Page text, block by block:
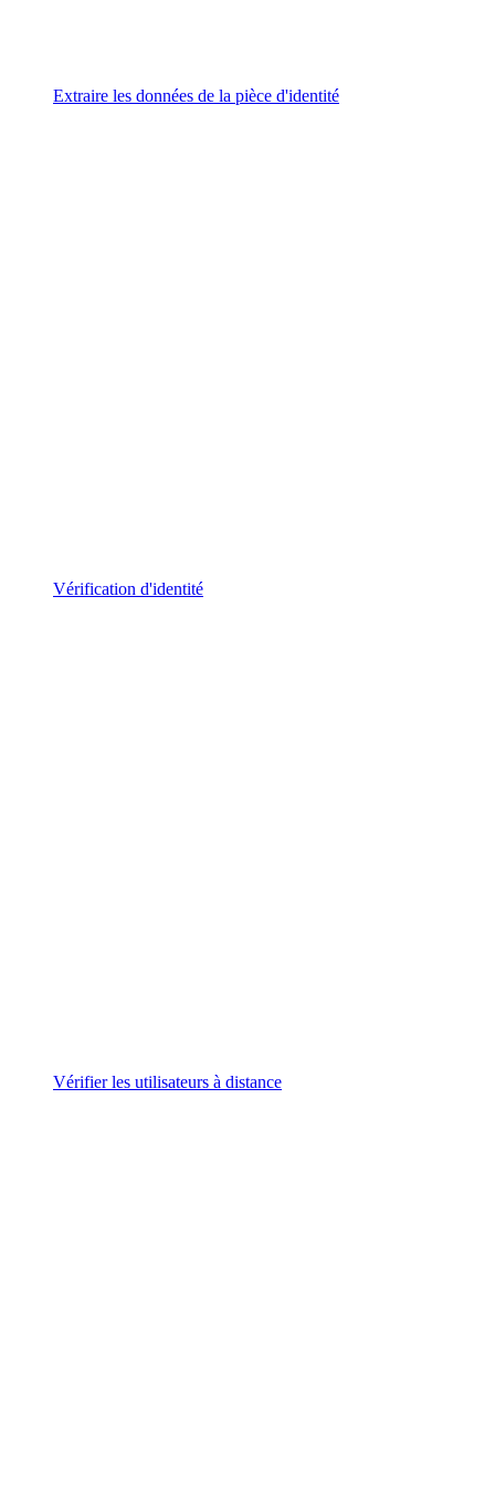
Extraire les données de la pièce d'identité
Vérification d'identité
Vérifier les utilisateurs à distance